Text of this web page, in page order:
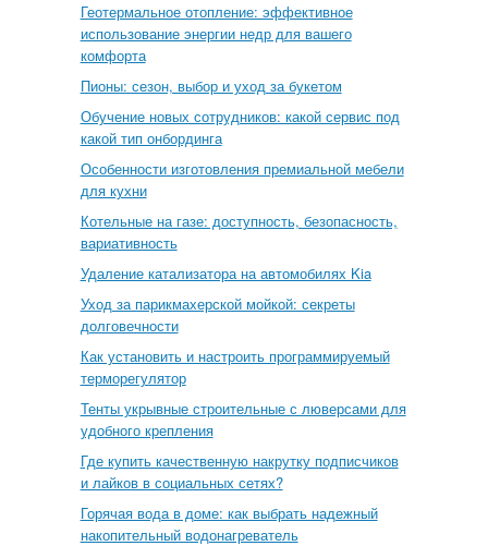
Геотермальное отопление: эффективное
использование энергии недр для вашего
комфорта
Пионы: сезон, выбор и уход за букетом
Обучение новых сотрудников: какой сервис под
какой тип онбординга
Особенности изготовления премиальной мебели
для кухни
Котельные на газе: доступность, безопасность,
вариативность
Удаление катализатора на автомобилях Kia
Уход за парикмахерской мойкой: секреты
долговечности
Как установить и настроить программируемый
терморегулятор
Тенты укрывные строительные с люверсами для
удобного крепления
Где купить качественную накрутку подписчиков
и лайков в социальных сетях?
Горячая вода в доме: как выбрать надежный
накопительный водонагреватель